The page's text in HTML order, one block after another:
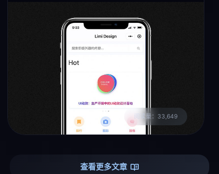
阅读量：33,649
查看更多文章